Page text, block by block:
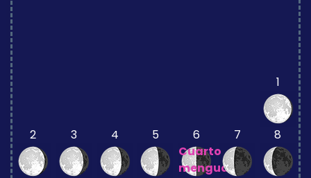
1
2 3 4 5
6
Cuarto
menguante
7 8